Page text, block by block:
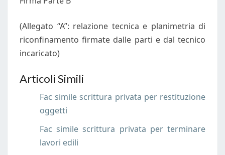
(Allegato “A”: relazione tecnica e planimetria di
riconfinamento firmate dalle parti e dal tecnico
incaricato)
Articoli Simili
Fac simile scrittura privata per restituzione
oggetti
Fac simile scrittura privata per terminare
lavori edili